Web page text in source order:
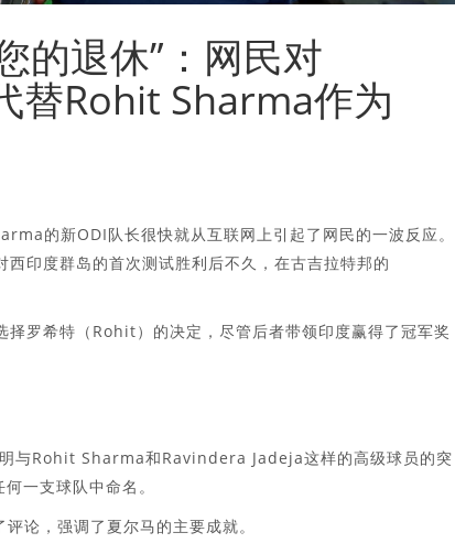
的退休”：网民对
替Rohit Sharma作为
的新ODI队长很快就从互联网上引起了网民的一波反应。
印度群岛的首次测试胜利后不久，在古吉拉特邦的
罗希特（Rohit）的决定，尽管后者带领印度赢得了冠军奖
与Rohit Sharma和Ravindera Jadeja这样的高级球员的突
一支球队中命名。
论，强调了夏尔马的主要成就。